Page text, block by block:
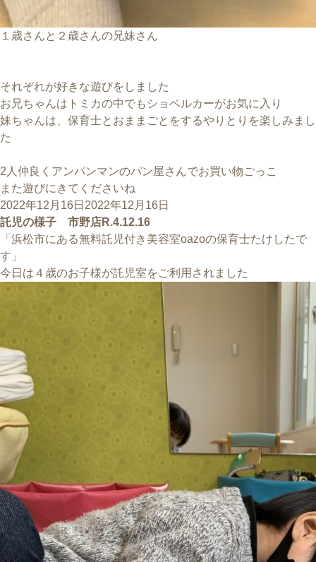
１歳さんと２歳さんの兄妹さん
それぞれが好きな遊びをしました
お兄ちゃんはトミカの中でもショベルカーがお気に入り
妹ちゃんは、保育士とおままごとをするやりとりを楽しみまし
た
2人仲良くアンパンマンのパン屋さんでお買い物ごっこ
また遊びにきてくださいね
投
稿
日:
2022年12月16日 2022年12月16日
託児の様子 市野店R.4.12.16
「浜松市にある無料託児付き美容室oazoの保育士たけしたで
す」
今日は４歳のお子様が託児室をご利用されました